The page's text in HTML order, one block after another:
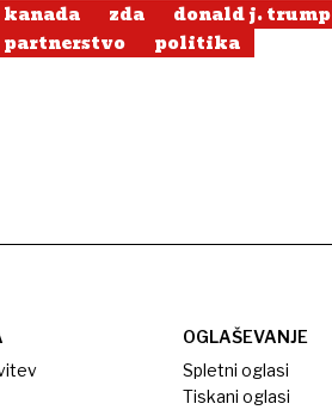
kanada zda donald j. trump
partnerstvo
politika
OGLAŠEVANJE
Spletni oglasi
Tiskani oglasi